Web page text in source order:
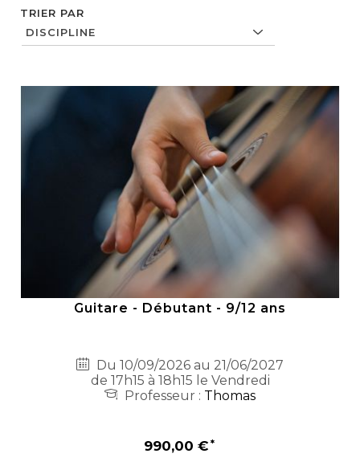
TRIER PAR
Guitare - Débutant - 9/12 ans
Du 10/09/2026 au 21/06/2027
de 17h15 à 18h15 le Vendredi
Professeur : Thomas
990,00 €